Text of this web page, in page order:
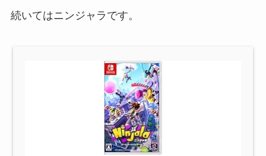
続いてはニンジャラです。